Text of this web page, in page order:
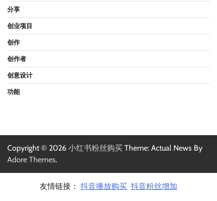
分享
创业项目
创作
创作者
创意设计
功能
Copyright © 2026 小红书粉丝购买 Theme: Actual News By
Adore Themes.
友情链接： 抖音播放购买 抖音粉丝增加